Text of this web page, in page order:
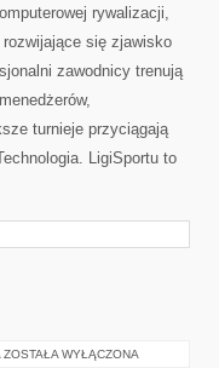
rywalizacji,
się zjawisko
zawodnicy trenują
turnieje przyciągają
LigiSportu to
KOORDYNACJA
ZOSTAŁA WYŁĄCZONA